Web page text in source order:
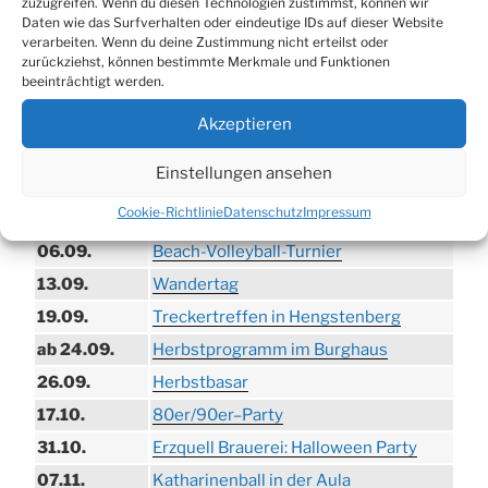
Daten wie das Surfverhalten oder eindeutige IDs auf dieser Website
verarbeiten. Wenn du deine Zustimmung nicht erteilst oder
zurückziehst, können bestimmte Merkmale und Funktionen
beeinträchtigt werden.
Akzeptieren
Einstellungen ansehen
Cookie-RichtlinieDatenschutzImpressum
TERMINE
30.08.
Biergarten-Wochenenden der Erzquell
Brauerei
Trödelmarkt in der Ortsmitte
Sommerfest in Helmerhausen
06.09.
Beach-Volleyball-Turnier
13.09.
Wandertag
19.09.
Treckertreffen in Hengstenberg
ab 24.09.
Herbstprogramm im Burghaus
26.09.
Herbstbasar
17.10.
80er/90er–Party
31.10.
Erzquell Brauerei: Halloween Party
07.11.
Katharinenball in der Aula